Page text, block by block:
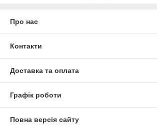
Про нас
Контакти
Доставка та оплата
Графік роботи
Повна версія сайту